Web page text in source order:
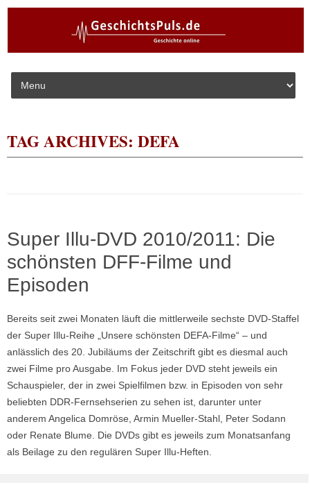
Skip to content
TAG ARCHIVES: DEFA
Super Illu-DVD 2010/2011: Die
schönsten DFF-Filme und
Episoden
Bereits seit zwei Monaten läuft die mittlerweile sechste DVD-Staffel
der Super Illu-Reihe „Unsere schönsten DEFA-Filme“ – und
anlässlich des 20. Jubiläums der Zeitschrift gibt es diesmal auch
zwei Filme pro Ausgabe. Im Fokus jeder DVD steht jeweils ein
Schauspieler, der in zwei Spielfilmen bzw. in Episoden von sehr
beliebten DDR-Fernsehserien zu sehen ist, darunter unter
anderem Angelica Domröse, Armin Mueller-Stahl, Peter Sodann
oder Renate Blume. Die DVDs gibt es jeweils zum Monatsanfang
als Beilage zu den regulären Super Illu-Heften.